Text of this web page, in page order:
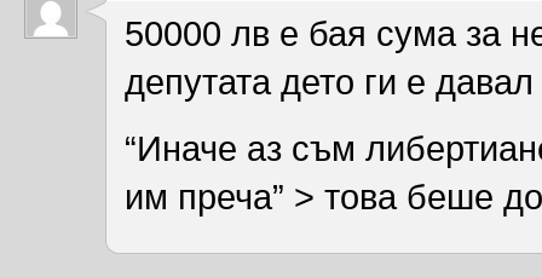
50000 лв е бая сума за
депутата дето ги е
“Иначе аз съм
им преча” > това беше